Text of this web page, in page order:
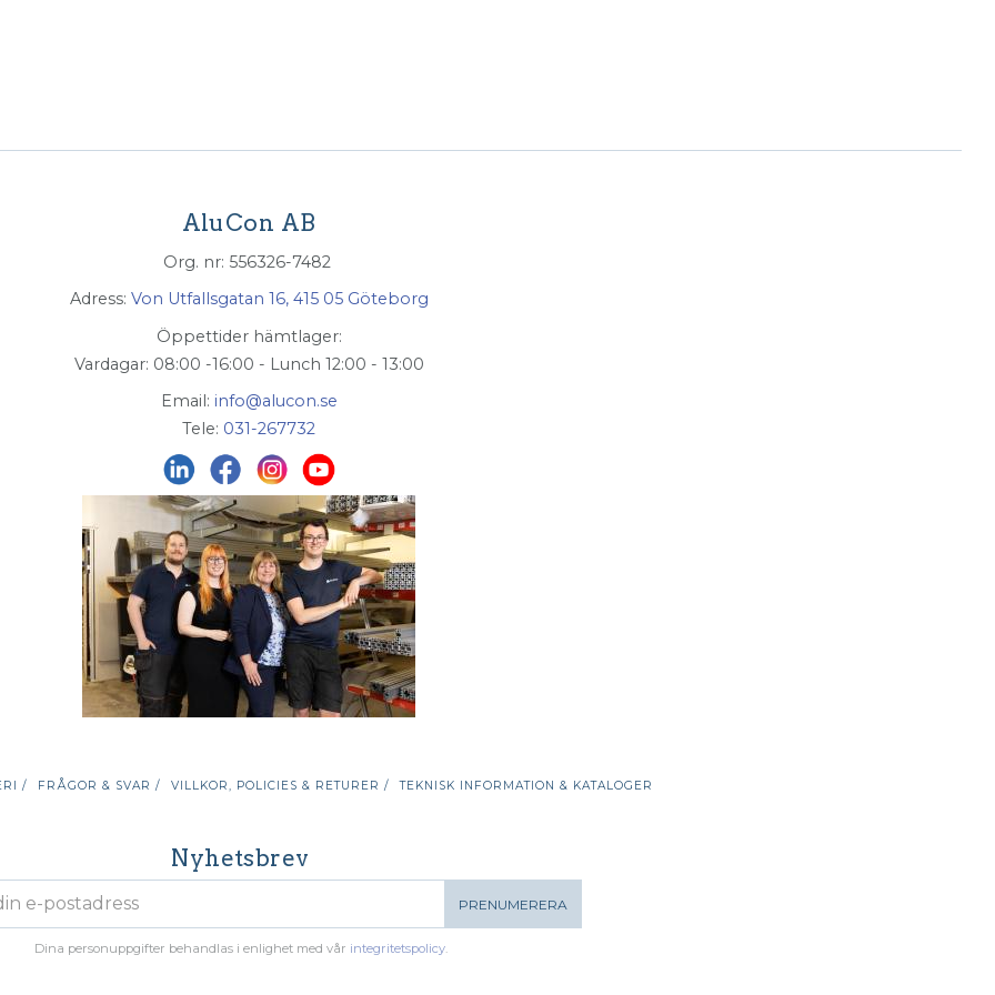
AluCon AB
Org. nr: 556326-7482
Adress: Von Utfallsgatan 16, 415 05 Göteborg
Öppettider hämtlager:
Vardagar: 08:00 -16:00 - Lunch 12:00 - 13:00
Email: info@alucon.se
Tele: 031-267732
/ FRÅGOR & SVAR / VILLKOR, POLICIES & RETURER / TEKNISK INFORMATION & KATALOGER
Nyhetsbrev
PRENUMERERA
Dina personuppgifter behandlas i enlighet med vår integritetspolicy.